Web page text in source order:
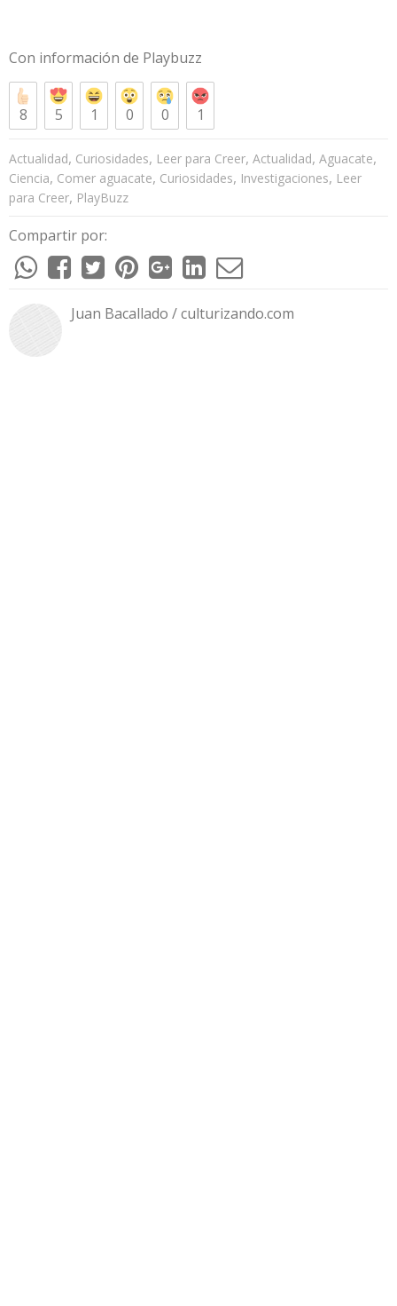
Con información de Playbuzz
8 5 1 0 0 1
Actualidad, Curiosidades, Leer para Creer, Actualidad, Aguacate,
Ciencia, Comer aguacate, Curiosidades, Investigaciones, Leer
para Creer, PlayBuzz
Compartir por:
Juan Bacallado / culturizando.com